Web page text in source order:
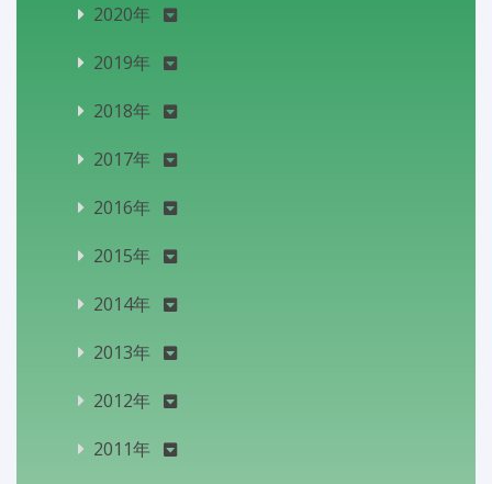
2020年
2019年
2018年
2017年
2016年
2015年
2014年
2013年
2012年
2011年